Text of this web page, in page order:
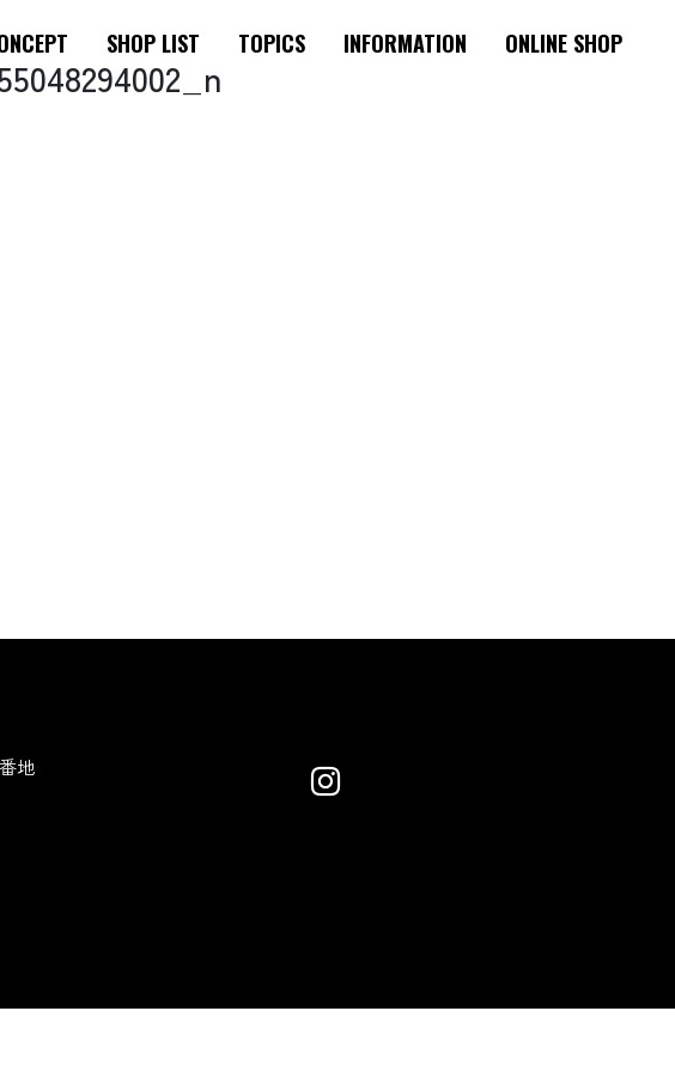
SHOP LIST TOPICS INFORMATION ONLINE SHOP
地